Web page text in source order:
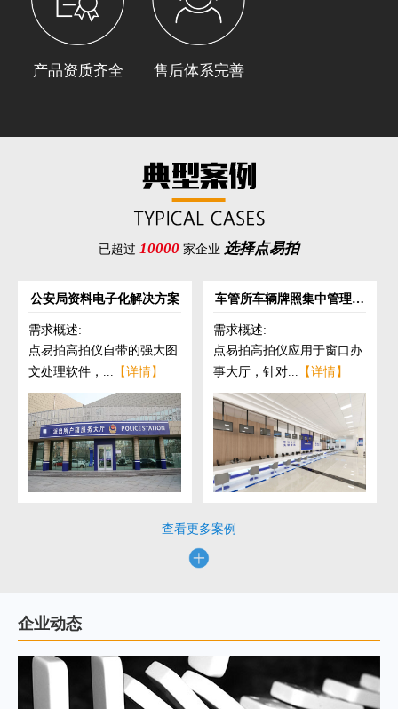
产品资质齐全 售后体系完善
已超过 10000 家企业 选择点易拍
公安局资料电子化解决方案
需求概述:
点易拍高拍仪自带的强大图
文处理软件，... 【详情】
车管所车辆牌照集中管理解
需求概述:
点易拍高拍仪应用于窗口办
事大厅，针对... 【详情】
查看更多案例
企业动态